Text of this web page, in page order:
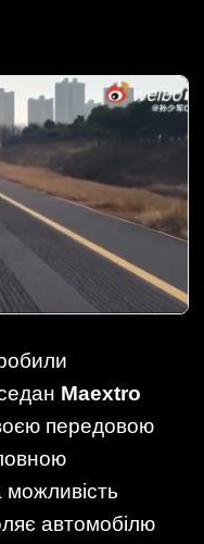
Maextro
передовою
можливість
автомобілю